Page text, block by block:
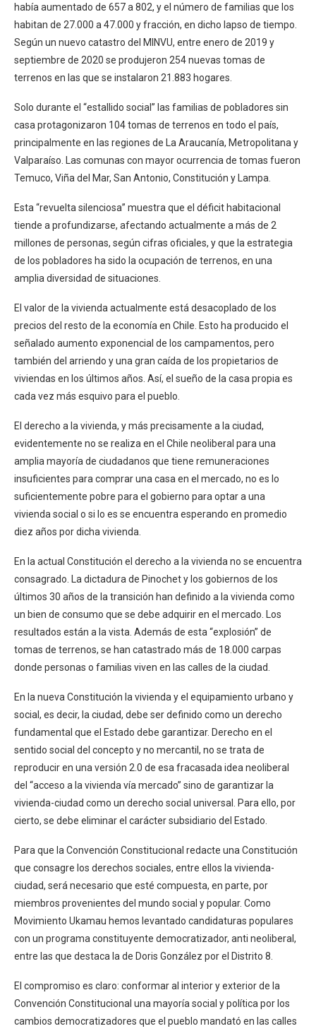
había aumentado de 657 a 802, y el número de familias que los
habitan de 27.000 a 47.000 y fracción, en dicho lapso de tiempo.
Según un nuevo catastro del MINVU, entre enero de 2019 y
septiembre de 2020 se produjeron 254 nuevas tomas de
terrenos en las que se instalaron 21.883 hogares.
Solo durante el “estallido social” las familias de pobladores sin
casa protagonizaron 104 tomas de terrenos en todo el país,
principalmente en las regiones de La Araucanía, Metropolitana y
Valparaíso. Las comunas con mayor ocurrencia de tomas fueron
Temuco, Viña del Mar, San Antonio, Constitución y Lampa.
Esta “revuelta silenciosa” muestra que el déficit habitacional
tiende a profundizarse, afectando actualmente a más de 2
millones de personas, según cifras oficiales, y que la estrategia
de los pobladores ha sido la ocupación de terrenos, en una
amplia diversidad de situaciones.
El valor de la vivienda actualmente está desacoplado de los
precios del resto de la economía en Chile. Esto ha producido el
señalado aumento exponencial de los campamentos, pero
también del arriendo y una gran caída de los propietarios de
viviendas en los últimos años. Así, el sueño de la casa propia es
cada vez más esquivo para el pueblo.
El derecho a la vivienda, y más precisamente a la ciudad,
evidentemente no se realiza en el Chile neoliberal para una
amplia mayoría de ciudadanos que tiene remuneraciones
insuficientes para comprar una casa en el mercado, no es lo
suficientemente pobre para el gobierno para optar a una
vivienda social o si lo es se encuentra esperando en promedio
diez años por dicha vivienda.
En la actual Constitución el derecho a la vivienda no se encuentra
consagrado. La dictadura de Pinochet y los gobiernos de los
últimos 30 años de la transición han definido a la vivienda como
un bien de consumo que se debe adquirir en el mercado. Los
resultados están a la vista. Además de esta “explosión” de
tomas de terrenos, se han catastrado más de 18.000 carpas
donde personas o familias viven en las calles de la ciudad.
En la nueva Constitución la vivienda y el equipamiento urbano y
social, es decir, la ciudad, debe ser definido como un derecho
fundamental que el Estado debe garantizar. Derecho en el
sentido social del concepto y no mercantil, no se trata de
reproducir en una versión 2.0 de esa fracasada idea neoliberal
del “acceso a la vivienda vía mercado” sino de garantizar la
vivienda-ciudad como un derecho social universal. Para ello, por
cierto, se debe eliminar el carácter subsidiario del Estado.
Para que la Convención Constitucional redacte una Constitución
que consagre los derechos sociales, entre ellos la vivienda-
ciudad, será necesario que esté compuesta, en parte, por
miembros provenientes del mundo social y popular. Como
Movimiento Ukamau hemos levantado candidaturas populares
con un programa constituyente democratizador, anti neoliberal,
entre las que destaca la de Doris González por el Distrito 8.
El compromiso es claro: conformar al interior y exterior de la
Convención Constitucional una mayoría social y política por los
cambios democratizadores que el pueblo mandató en las calles